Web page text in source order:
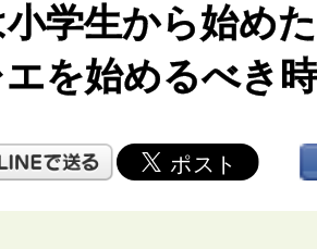
学生から始め
を始めるべき